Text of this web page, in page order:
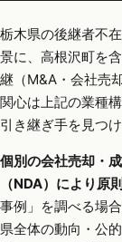
栃木県の後継者不
景に、高根沢町を
継（M&A・会社売
関心は上記の業種
引き継ぎ手を見つ
個別の会社売却・
（NDA）により原
事例」を調べる場
県全体の動向・公